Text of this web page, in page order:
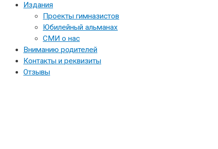
Издания
Проекты гимназистов
Юбилейный альманах
СМИ о нас
Вниманию родителей
Контакты и реквизиты
Отзывы